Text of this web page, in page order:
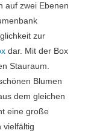
auf zwei Ebenen
zur
dar. Mit der Box
Stauraum.
Blumen
dem gleichen
eine große
vielfältig